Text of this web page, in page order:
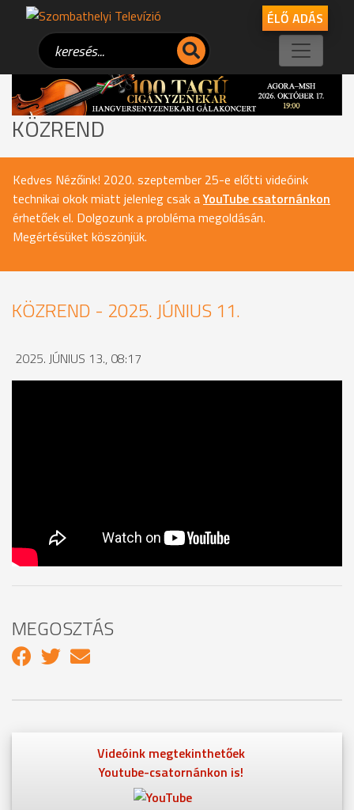
ÉLŐ ADÁS
KÖZREND
Kedves Nézőink! 2020. szeptember 25-e előtti videóink
technikai okok miatt jelenleg csak aYouTube csatornánkon
érhetőek el. Dolgozunk a probléma megoldásán.
Megértésüket köszönjük.
KÖZREND - 2025. JÚNIUS 11.
2025. JÚNIUS 13., 08:17
MEGOSZTÁS
Videóink megtekinthetőek
Youtube-csatornánkon is!